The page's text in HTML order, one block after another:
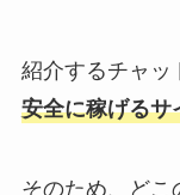
紹介するチャッ
安全に稼げるサ
そのため、どこ